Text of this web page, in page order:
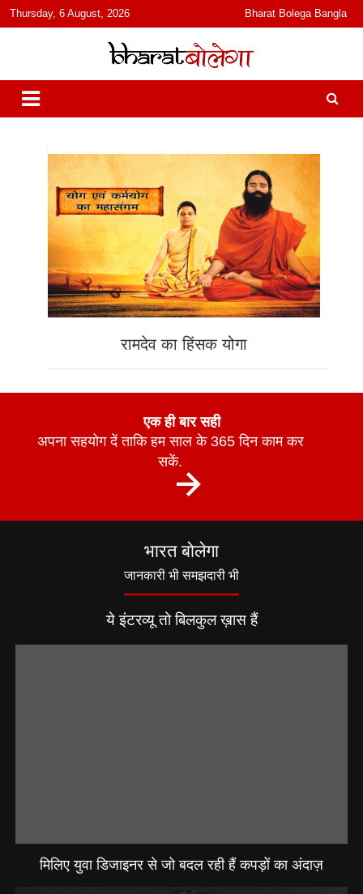
content
Thursday, 6 August, 2026 Bharat Bolega Bangla
भारत बोलेगा
हिंदी में समाचार, विचार, ऑडियो, वीडियो और फ़ीचर. भारत बोलेगा हिंदी न्यूज़ वेबसाइट
India: News, Views, Info, Trends & Podcast I जानकारी भी समझदारी भी
और पॉडकास्ट
रामदेव का हिंसक योगा
एक ही बार सही
अपना सहयोग दें ताकि हम साल के 365 दिन काम कर
सकें.
भारत बोलेगा
जानकारी भी समझदारी भी
ये इंटरव्यू तो बिलकुल ख़ास हैं
मिलिए युवा डिजाइनर से जो बदल रही हैं कपड़ों का अंदाज़